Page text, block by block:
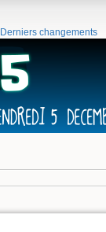
Derniers changements